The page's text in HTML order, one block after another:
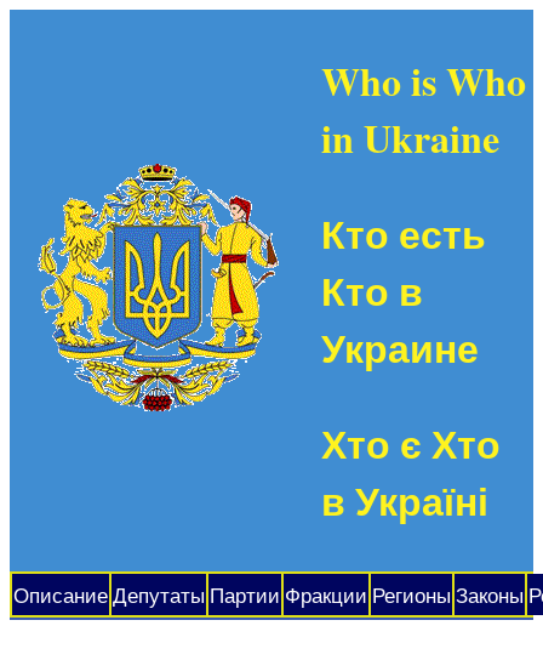
Who is Who
in Ukraine
Кто есть
Кто в
Украине
Хто є Хто
в Україні
Описание Депутаты Партии Фракции Регионы Законы